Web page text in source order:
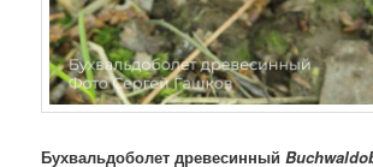
Бухвальдоболет древесинный